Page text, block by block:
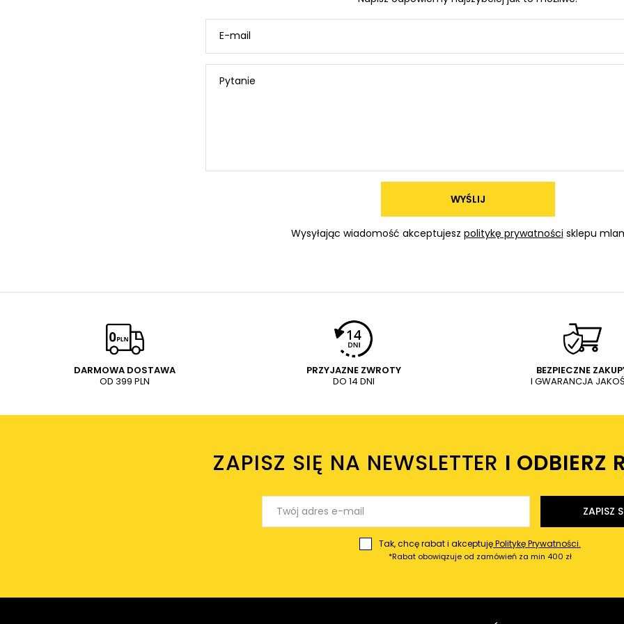
E-mail
Pytanie
WYŚLIJ
Wysyłając wiadomość akceptujesz politykę prywatności sklepu
DARMOWA DOSTAWA
OD 399 PLN
PRZYJAZNE ZWROTY
DO 14 DNI
BEZPIECZNE
I GWARANCJA
ZAPISZ SIĘ NA NEWSLETTER I ODBIERZ
ZAPISZ
Tak, chcę rabat i akceptujęPolitykę Prywatności.
*Rabat obowiązuje od zamówień za min 400 zł